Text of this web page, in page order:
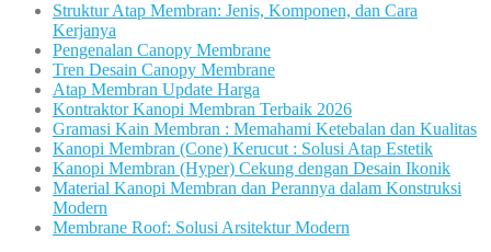
Struktur Atap Membran: Jenis, Komponen, dan Cara
Kerjanya
Pengenalan Canopy Membrane
Tren Desain Canopy Membrane
Atap Membran Update Harga
Kontraktor Kanopi Membran Terbaik 2026
Gramasi Kain Membran : Memahami Ketebalan dan Kualitas
Kanopi Membran (Cone) Kerucut : Solusi Atap Estetik
Kanopi Membran (Hyper) Cekung dengan Desain Ikonik
Material Kanopi Membran dan Perannya dalam Konstruksi
Modern
Membrane Roof: Solusi Arsitektur Modern